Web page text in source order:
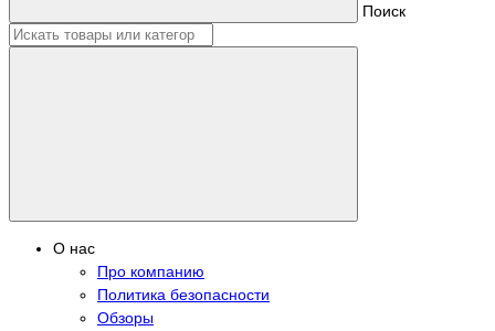
Поиск
О нас
Про компанию
Политика безопасности
Обзоры